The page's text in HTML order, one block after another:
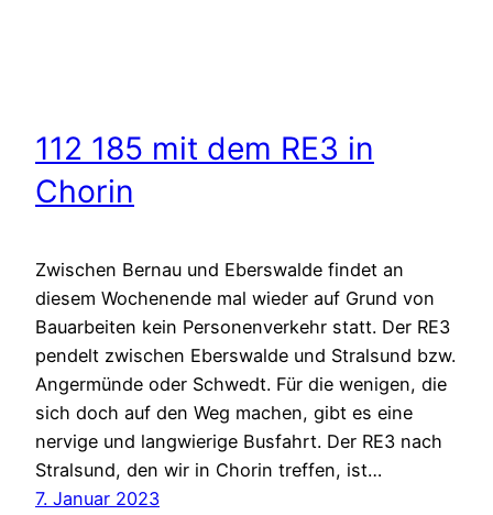
112 185 mit dem RE3 in
Chorin
Zwischen Bernau und Eberswalde findet an
diesem Wochenende mal wieder auf Grund von
Bauarbeiten kein Personenverkehr statt. Der RE3
pendelt zwischen Eberswalde und Stralsund bzw.
Angermünde oder Schwedt. Für die wenigen, die
sich doch auf den Weg machen, gibt es eine
nervige und langwierige Busfahrt. Der RE3 nach
Stralsund, den wir in Chorin treffen, ist…
7. Januar 2023